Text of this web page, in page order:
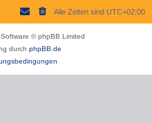
Alle Zeiten sind UTC+02:00
© phpBB Limited
durch phpBB.de